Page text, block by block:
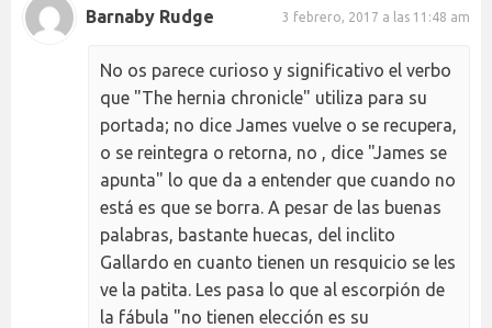
Barnaby Rudge 3 febrero, 2017 a las 11:48 am
No os parece curioso y significativo el verbo
que "The hernia chronicle" utiliza para su
portada; no dice James vuelve o se recupera,
o se reintegra o retorna, no , dice "James se
apunta" lo que da a entender que cuando no
está es que se borra. A pesar de las buenas
palabras, bastante huecas, del inclito
Gallardo en cuanto tienen un resquicio se les
ve la patita. Les pasa lo que al escorpión de
la fábula "no tienen elección es su